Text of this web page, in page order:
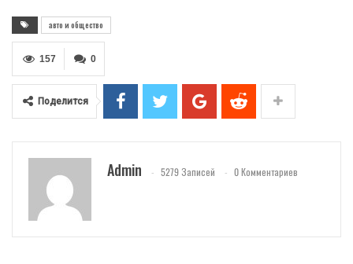
авто и общество
0
157
Поделится
Admin 5279 Записей 0 Комментариев